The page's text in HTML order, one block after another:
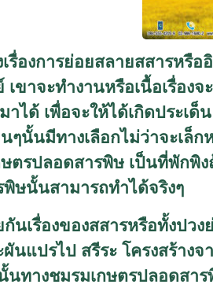
รื่องการย่อยสลายสสารห
ขาจะทำงานหรือเนื้อเรื่อง
ได้ เพื่อจะให้ได้เกิดประเ
ๆนั้นมีทางเลือกไม่ว่าจะเ
ตรปลอดสารพิษ เป็นที่พัก
พิษนั้นสามารถทำได้จริงๆ
นเรื่องของสสารหรือทั้งป
นแปรไป สรีระ โครงสร้า
นทางชมรมเกษตรปลอดส